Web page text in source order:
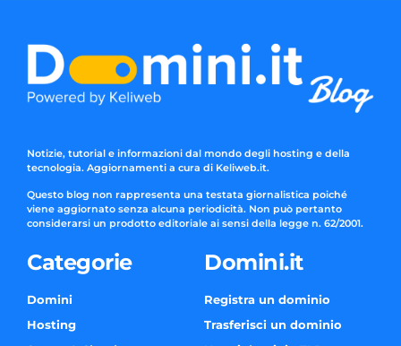
Notizie, tutorial e informazioni dal mondo degli hosting e della
tecnologia. Aggiornamenti a cura di Keliweb.it.
Questo blog non rappresenta una testata giornalistica poiché
viene aggiornato senza alcuna periodicità. Non può pertanto
considerarsi un prodotto editoriale ai sensi della legge n. 62/2001.
Categorie
Domini
Hosting
Domini.it
Registra un dominio
Trasferisci un dominio